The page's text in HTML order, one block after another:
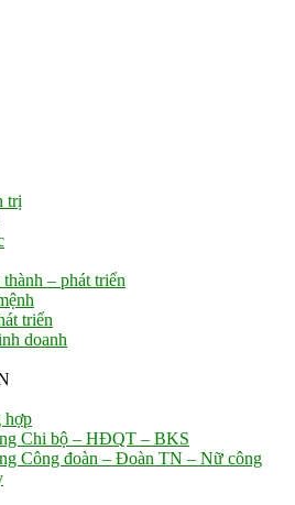
trị
– phát triển
triển
doanh
hợp
Chi bộ – HĐQT – BKS
Công đoàn – Đoàn TN – Nữ công